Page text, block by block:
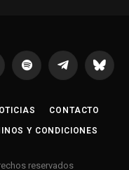
Spotify Telegrama
CONTACTO
Y CONDICIONES
reservados